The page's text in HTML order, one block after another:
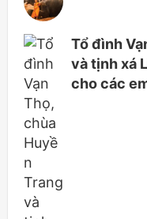
Tổ đình
và tịnh xá
cho các